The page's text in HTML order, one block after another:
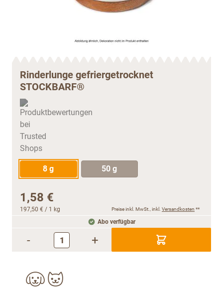
Rinderlunge gefriergetrocknet
STOCKBARF®
8 g 50 g
1,58 €
197,50 € / 1 kg Preise inkl. MwSt., inkl. Versandkosten **
Abo verfügbar
- +